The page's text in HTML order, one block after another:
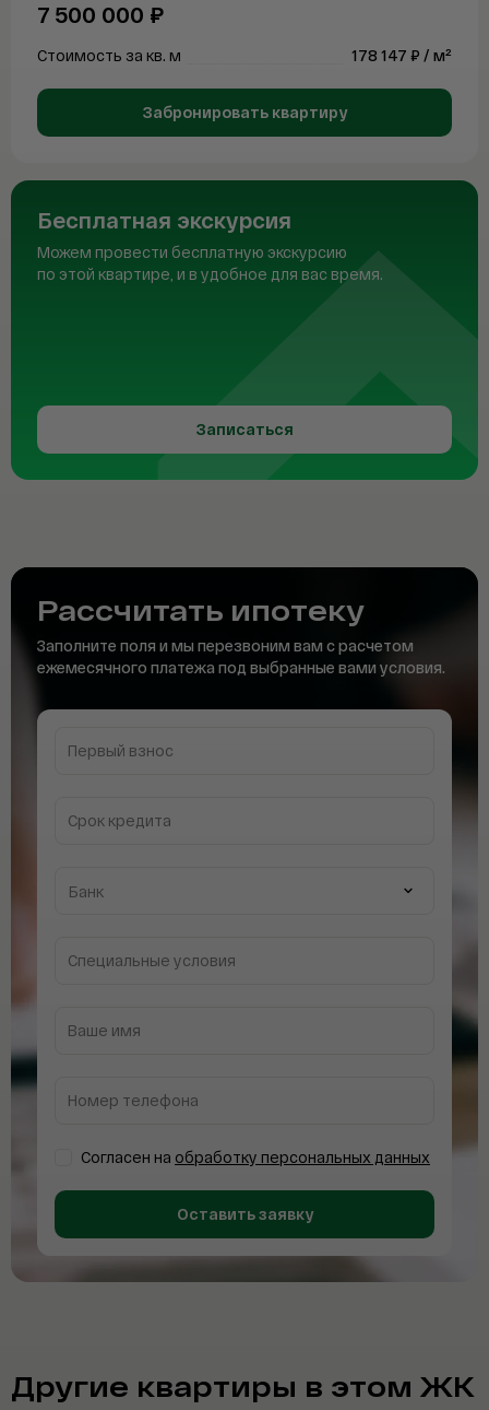
7 500 000 ₽
Стоимость за кв. м 178 147 ₽ / м²
Забронировать квартиру
Бесплатная экскурсия
Можем провести бесплатную экскурсию
по этой квартире, и в удобное для вас время.
Записаться
Рассчитать ипотеку
Заполните поля и мы перезвоним вам с расчетом
ежемесячного платежа под выбранные вами условия.
Первый взнос
Срок кредита
Дальневосточный банк
Газпромбанк
Россельхозбанк
ПСБ
Специальные условия
Ваше имя
Номер телефона
Согласен на обработку персональных данных
Оставить заявку
Другие квартиры в этом ЖК